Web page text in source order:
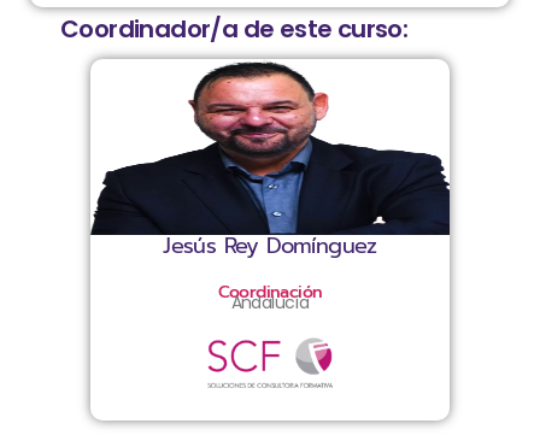
Coordinador/a de este curso:
Jesús Rey Domínguez
Coordinación
Andalucía